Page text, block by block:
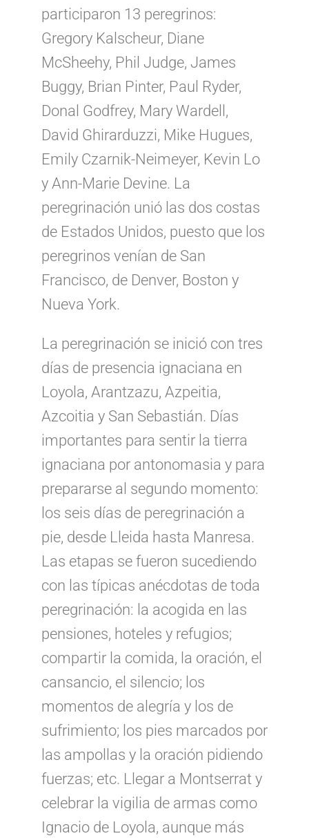
participaron 13 peregrinos:
Gregory Kalscheur, Diane
McSheehy, Phil Judge, James
Buggy, Brian Pinter, Paul Ryder,
Donal Godfrey, Mary Wardell,
David Ghirarduzzi, Mike Hugues,
Emily Czarnik-Neimeyer, Kevin Lo
y Ann-Marie Devine. La
peregrinación unió las dos costas
de Estados Unidos, puesto que los
peregrinos venían de San
Francisco, de Denver, Boston y
Nueva York.
La peregrinación se inició con tres
días de presencia ignaciana en
Loyola, Arantzazu, Azpeitia,
Azcoitia y San Sebastián. Días
importantes para sentir la tierra
ignaciana por antonomasia y para
prepararse al segundo momento:
los seis días de peregrinación a
pie, desde Lleida hasta Manresa.
Las etapas se fueron sucediendo
con las típicas anécdotas de toda
peregrinación: la acogida en las
pensiones, hoteles y refugios;
compartir la comida, la oración, el
cansancio, el silencio; los
momentos de alegría y los de
sufrimiento; los pies marcados por
las ampollas y la oración pidiendo
fuerzas; etc. Llegar a Montserrat y
celebrar la vigilia de armas como
Ignacio de Loyola, aunque más